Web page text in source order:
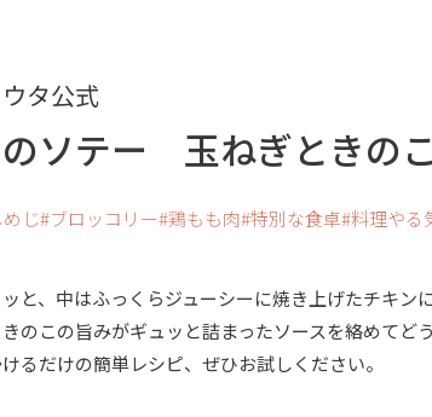
タ公式
ソテー 玉ねぎときの
めじ ブロッコリー 鶏もも肉 特別な食卓 料理やる
と、中はふっくらジューシーに焼き上げたチキン
のこの旨みがギュッと詰まったソースを絡めてどう
るだけの簡単レシピ、ぜひお試しください。